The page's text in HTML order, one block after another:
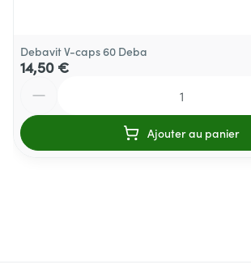
Debavit V-caps 60 Deba
14,50 €
Ajouter au panier